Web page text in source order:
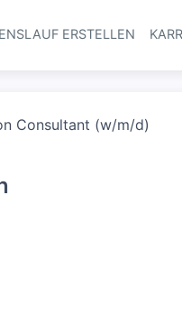
ERSTELLEN
Consultant (w/m/d)